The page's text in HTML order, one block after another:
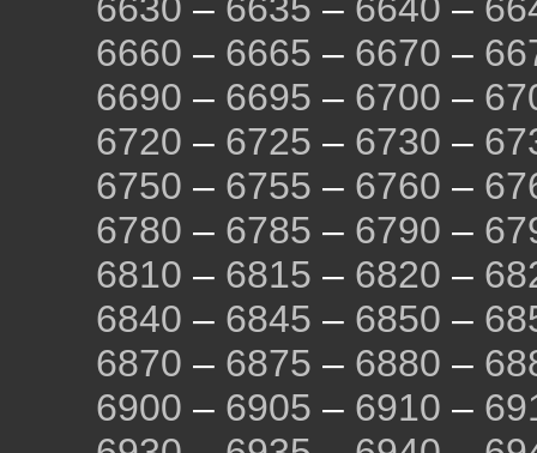
6630 – 6635 – 6640 –
6660 – 6665 – 6670 –
6690 – 6695 – 6700 –
6720 – 6725 – 6730 –
6750 – 6755 – 6760 –
6780 – 6785 – 6790 –
6810 – 6815 – 6820 –
6840 – 6845 – 6850 –
6870 – 6875 – 6880 –
6900 – 6905 – 6910 –